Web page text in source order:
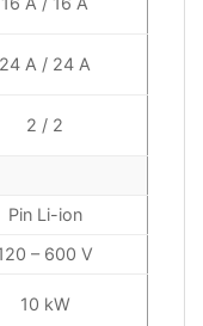
24 A / 24 A
2 / 2
Pin Li-ion
– 600 V
10 kW